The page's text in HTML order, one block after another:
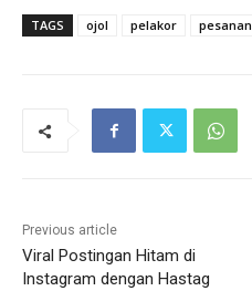
TAGS ojol pelakor pesanan
Previous article
Viral Postingan Hitam di
Instagram dengan Hastag